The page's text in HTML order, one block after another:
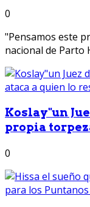
0
"Pensamos este
nacional de Parto
Koslay"un
propia
0